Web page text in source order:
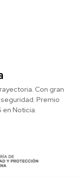
Con gran
Premio
en Noticia.